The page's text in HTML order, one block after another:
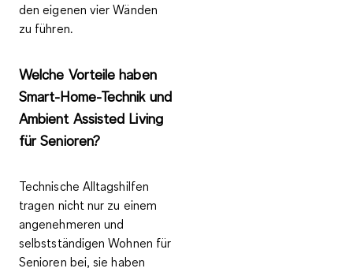
den eigenen vier Wänden
zu führen.
Welche Vorteile haben
Smart-Home-Technik und
Ambient Assisted Living
für Senioren?
Technische Alltagshilfen
tragen nicht nur zu einem
angenehmeren und
selbstständigen Wohnen für
Senioren bei, sie haben